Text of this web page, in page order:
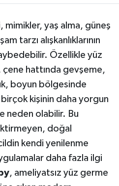
mimikler, yaş alma, güneş
tarzı alışkanlıklarının
Özellikle yüz
hattında gevşeme,
boyun bölgesinde
kişinin daha yorgun
neden olabilir. Bu
doğal
kendi yenilenme
daha fazla ilgi
, ameliyatsız yüz germe